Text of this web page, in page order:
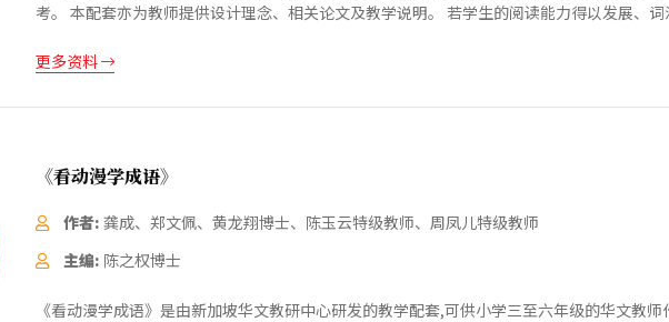
考。 本配套亦为教师提供设计理念、相关论文及教学说明。 若学生的阅读能力得以发展、
更多资料
《看动漫学成语》
作者: 龚成、郑文佩、黄龙翔博士、陈玉云特级教师、周凤儿特级教师
主编: 陈之权博士
《看动漫学成语》是由新加坡华文教研中心研发的教学配套,可供小学三至六年级的华文教